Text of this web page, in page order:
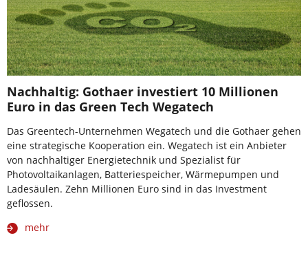
Nachhaltig: Gothaer investiert 10 Millionen
Euro in das Green Tech Wegatech
Das Greentech-Unternehmen Wegatech und die Gothaer gehen
eine strategische Kooperation ein. Wegatech ist ein Anbieter
von nachhaltiger Energietechnik und Spezialist für
Photovoltaikanlagen, Batteriespeicher, Wärmepumpen und
Ladesäulen. Zehn Millionen Euro sind in das Investment
geflossen.
mehr